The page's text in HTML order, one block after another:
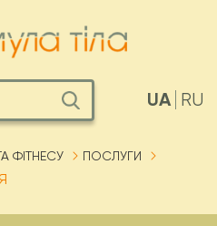
RU
UA
ФІТНЕСУ ПОСЛУГИ